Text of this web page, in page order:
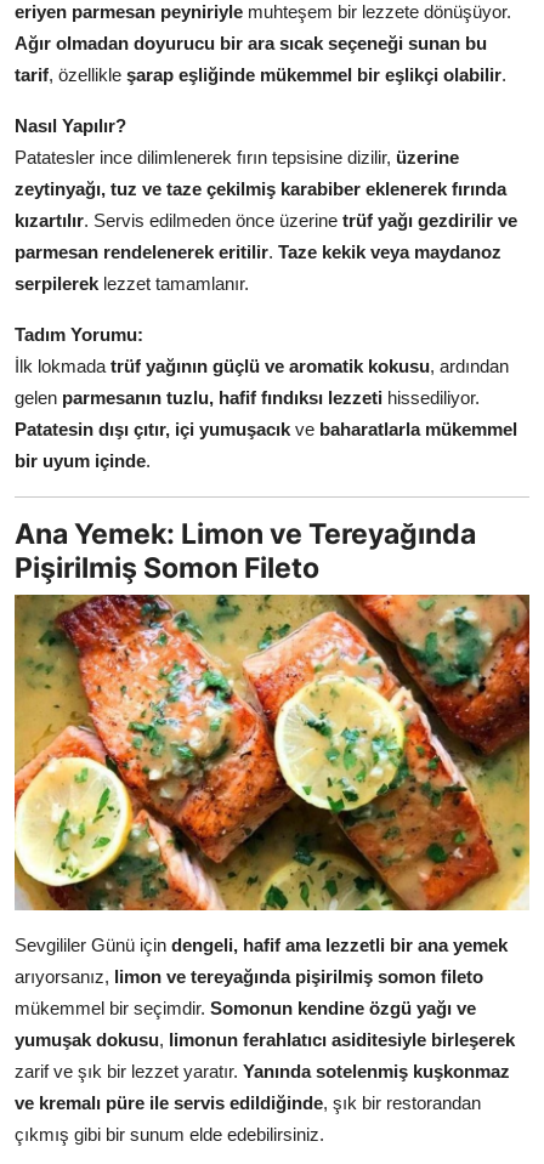
eriyen parmesan peyniriyle muhteşem bir lezzete dönüşüyor.
Ağır olmadan doyurucu bir ara sıcak seçeneği sunan bu
tarif, özellikle şarap eşliğinde mükemmel bir eşlikçi olabilir.
Nasıl Yapılır?
Patatesler ince dilimlenerek fırın tepsisine dizilir, üzerine
zeytinyağı, tuz ve taze çekilmiş karabiber eklenerek fırında
kızartılır. Servis edilmeden önce üzerine trüf yağı gezdirilir ve
parmesan rendelenerek eritilir. Taze kekik veya maydanoz
serpilerek lezzet tamamlanır.
Tadım Yorumu:
İlk lokmada trüf yağının güçlü ve aromatik kokusu, ardından
gelen parmesanın tuzlu, hafif fındıksı lezzeti hissediliyor.
Patatesin dışı çıtır, içi yumuşacık ve baharatlarla mükemmel
bir uyum içinde.
Ana Yemek: Limon ve Tereyağında
Pişirilmiş Somon Fileto
Sevgililer Günü için dengeli, hafif ama lezzetli bir ana yemek
arıyorsanız, limon ve tereyağında pişirilmiş somon fileto
mükemmel bir seçimdir. Somonun kendine özgü yağı ve
yumuşak dokusu, limonun ferahlatıcı asiditesiyle birleşerek
zarif ve şık bir lezzet yaratır. Yanında sotelenmiş kuşkonmaz
ve kremalı püre ile servis edildiğinde, şık bir restorandan
çıkmış gibi bir sunum elde edebilirsiniz.